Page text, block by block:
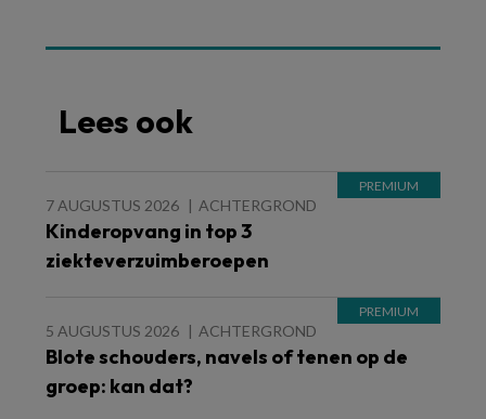
Lees ook
7 AUGUSTUS 2026 ACHTERGROND
Kinderopvang in top 3
ziekteverzuimberoepen
5 AUGUSTUS 2026 ACHTERGROND
Blote schouders, navels of tenen op de
groep: kan dat?